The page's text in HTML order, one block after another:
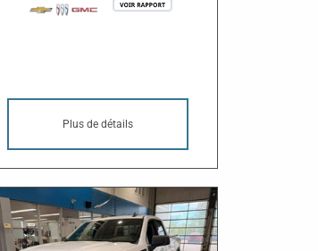
Plus de détails